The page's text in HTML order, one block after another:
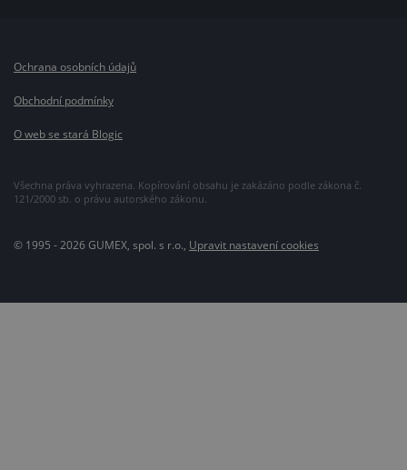
Všechna práva vyhrazena. Kopírování obsahu je zakázáno podle zákona č.
121/2000 sb. o právu autorského zákonu.
Ochrana osobních údajů
Obchodní podmínky
O web se stará Blogic
© 1995 - 2026 GUMEX, spol. s r.o., Upravit nastavení cookies